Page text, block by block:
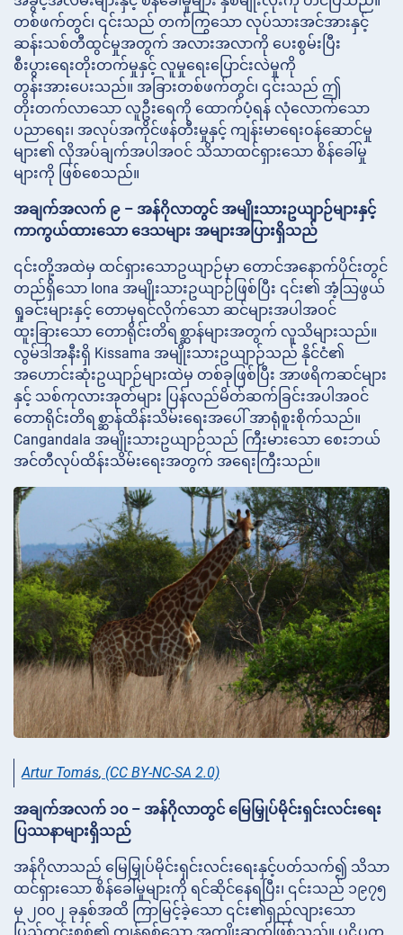
တစ်ဖက်တွင်၊ ၎င်းသည် တက်ကြွသော လုပ်သားအင်အားနှင့်
ဆန်းသစ်တီထွင်မှုအတွက် အလားအလာကို ပေးစွမ်းပြီး
စီးပွားရေးတိုးတက်မှုနှင့် လူမှုရေးပြောင်းလဲမှုကို
တွန်းအားပေးသည်။ အခြားတစ်ဖက်တွင်၊ ၎င်းသည် ဤ
တိုးတက်လာသော လူဦးရေကို ထောက်ပံ့ရန် လုံလောက်သော
ပညာရေး၊ အလုပ်အကိုင်ဖန်တီးမှုနှင့် ကျန်းမာရေးဝန်ဆောင်မှု
များ၏ လိုအပ်ချက်အပါအဝင် သိသာထင်ရှားသော စိန်ခေါ်မှု
များကို ဖြစ်စေသည်။
အချက်အလက် ၉ – အန်ဂိုလာတွင် အမျိုးသားဥယျာဉ်များနှင့်
ကာကွယ်ထားသော ဒေသများ အများအပြားရှိသည်
၎င်းတို့အထဲမှ ထင်ရှားသောဥယျာဉ်မှာ တောင်အနောက်ပိုင်းတွင်
တည်ရှိသော Iona အမျိုးသားဥယျာဉ်ဖြစ်ပြီး ၎င်း၏ အံ့သြဖွယ်
ရှုခင်းများနှင့် တောမုရင်လိုက်သော ဆင်များအပါအဝင်
ထူးခြားသော တောရိုင်းတိရစ္ဆာန်များအတွက် လူသိများသည်။
လွမ်ဒါအနီးရှိ Kissama အမျိုးသားဥယျာဉ်သည် နိုင်ငံ၏
အဟောင်းဆုံးဥယျာဉ်များထဲမှ တစ်ခုဖြစ်ပြီး အာဖရိကဆင်များ
နှင့် သစ်ကုလားအုတ်များ ပြန်လည်မိတ်ဆက်ခြင်းအပါအဝင်
တောရိုင်းတိရစ္ဆာန်ထိန်းသိမ်းရေးအပေါ် အာရုံစူးစိုက်သည်။
Cangandala အမျိုးသားဥယျာဉ်သည် ကြီးမားသော စေးဘယ်
အင်တီလုပ်ထိန်းသိမ်းရေးအတွက် အရေးကြီးသည်။
Artur Tomás, (CC BY-NC-SA 2.0)
အချက်အလက် ၁၀ – အန်ဂိုလာတွင် မြေမြှုပ်မိုင်းရှင်းလင်းရေး
ပြဿနာများရှိသည်
အန်ဂိုလာသည် မြေမြှုပ်မိုင်းရှင်းလင်းရေးနှင့်ပတ်သက်၍ သိသာ
ထင်ရှားသော စိန်ခေါ်မှုများကို ရင်ဆိုင်နေရပြီး၊ ၎င်းသည် ၁၉၇၅
မှ ၂၀၀၂ ခုနှစ်အထိ ကြာမြင့်ခဲ့သော ၎င်း၏ရှည်လျားသော